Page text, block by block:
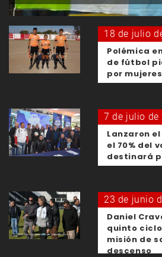
18 de julio
Polémica
de fútbol
por mujeres
7 de julio de
Lanzaron
el 70% del
destinará
23 de junio
Daniel
quinto ciclo
misión de
descenso